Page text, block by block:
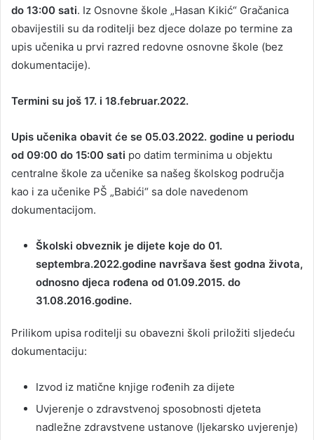
do 13:00 sati. Iz Osnovne škole „Hasan Kikić“ Gračanica
obavijestili su da roditelji bez djece dolaze po termine za
upis učenika u prvi razred redovne osnovne škole (bez
dokumentacije).
Termini su još 17. i 18.februar.2022.
Upis učenika obavit će se 05.03.2022. godine u periodu
od 09:00 do 15:00 sati po datim terminima u objektu
centralne škole za učenike sa našeg školskog područja
kao i za učenike PŠ „Babići“ sa dole navedenom
dokumentacijom.
Školski obveznik je dijete koje do 01.
septembra.2022.godine navršava šest godna života,
odnosno djeca rođena od 01.09.2015. do
31.08.2016.godine.
Prilikom upisa roditelji su obavezni školi priložiti sljedeću
dokumentaciju:
Izvod iz matične knjige rođenih za dijete
Uvjerenje o zdravstvenoj sposobnosti djeteta
nadležne zdravstvene ustanove (ljekarsko uvjerenje)